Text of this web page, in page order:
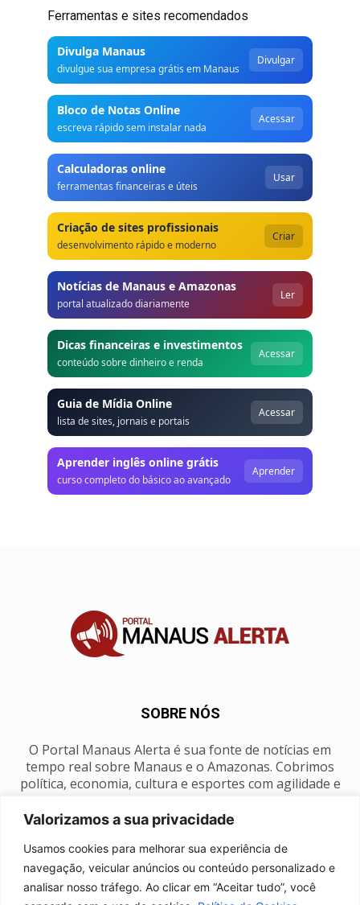
Valorizamos a sua privacidade
Usamos cookies para melhorar sua experiência de
navegação, veicular anúncios ou conteúdo personalizado e
analisar nosso tráfego. Ao clicar em “Aceitar tudo”, você
Ferramentas e sites recomendados
Divulga Manaus
divulgue sua empresa grátis em Manaus
Divulgar
Bloco de Notas Online
escreva rápido sem instalar nada
Acessar
Calculadoras online
ferramentas financeiras e úteis
Usar
Criação de sites profissionais
desenvolvimento rápido e moderno
Criar
Notícias de Manaus e Amazonas
portal atualizado diariamente
Ler
Dicas financeiras e investimentos
conteúdo sobre dinheiro e renda
Acessar
Guia de Mídia Online
lista de sites, jornais e portais
Acessar
Aprender inglês online grátis
curso completo do básico ao avançado
Aprender
SOBRE NÓS
O Portal Manaus Alerta é sua fonte de notícias em
tempo real sobre Manaus e o Amazonas. Cobrimos
política, economia, cultura e esportes com agilidade e
SIGA-NOS